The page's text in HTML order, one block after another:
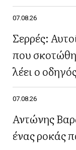
07.08.26
Σερρές:
που
λέει ο
07.08.26
Αντώνης
ένας ροκάς